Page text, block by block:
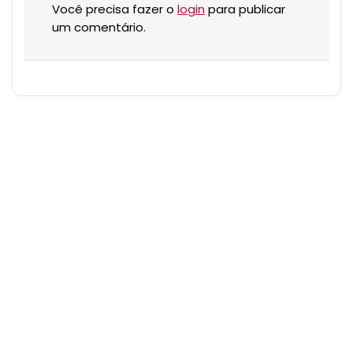
Você precisa fazer o login para publicar
um comentário.